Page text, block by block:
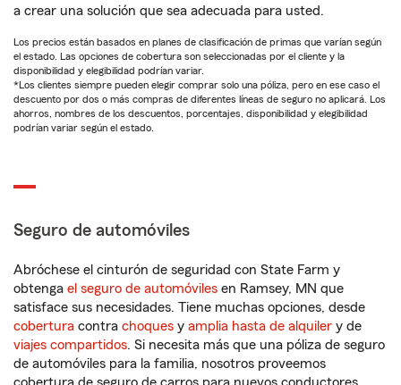
a crear una solución que sea adecuada para usted.
Los precios están basados en planes de clasificación de primas que varían según
el estado. Las opciones de cobertura son seleccionadas por el cliente y la
disponibilidad y elegibilidad podrían variar.
*Los clientes siempre pueden elegir comprar solo una póliza, pero en ese caso el
descuento por dos o más compras de diferentes líneas de seguro no aplicará. Los
ahorros, nombres de los descuentos, porcentajes, disponibilidad y elegibilidad
podrían variar según el estado.
Seguro de automóviles
Abróchese el cinturón de seguridad con State Farm y
obtenga el seguro de automóviles en Ramsey, MN que
satisface sus necesidades. Tiene muchas opciones, desde
cobertura contra choques y amplia hasta de alquiler y de
viajes compartidos. Si necesita más que una póliza de seguro
de automóviles para la familia, nosotros proveemos